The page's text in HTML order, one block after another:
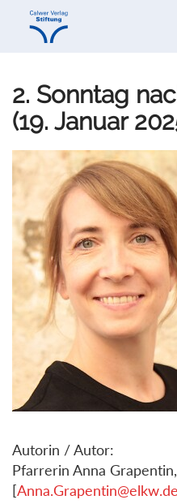
Direkt
Direkt
2. Sonntag
(19. Januar
Autorin / Autor:
Pfarrerin Anna
[Anna.Grapentin@elkw.de